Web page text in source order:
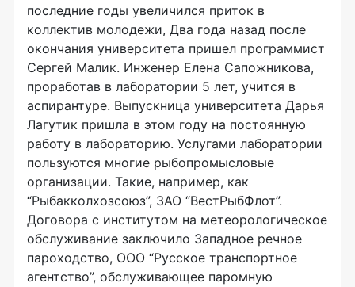
последние годы увеличился приток в
коллектив молодежи, Два года назад после
окончания университета пришел программист
Сергей Малик. Инженер Елена Сапожникова,
проработав в лаборатории 5 лет, учится в
аспирантуре. Выпускница университета Дарья
Лагутик пришла в этом году на постоянную
работу в лабораторию. Услугами лаборатории
пользуются многие рыбопромысловые
организации. Такие, например, как
“Рыбакколхозсоюз”, ЗАО “ВестРыбФлот”.
Договора с институтом на метеорологическое
обслуживание заключило Западное речное
пароходство, ООО “Русское транспортное
агентство”, обслуживающее паромную